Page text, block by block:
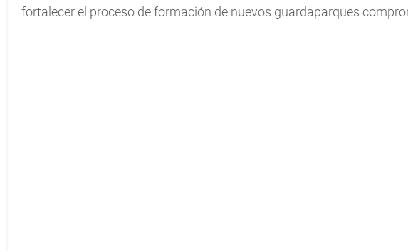
fortalecer el proceso de formación de nuevos guardaparques